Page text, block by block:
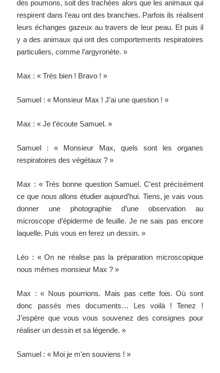
des poumons, soit des trachées alors que les animaux qui
respirent dans l’eau ont des branchies. Parfois ils réalisent
leurs échanges gazeux au travers de leur peau. Et puis il
y a des animaux qui ont des comportements respiratoires
particuliers, comme l’argyronète. »
Max : « Très bien ! Bravo ! »
Samuel : « Monsieur Max ! J’ai une question ! »
Max : « Je t’écoute Samuel. »
Samuel : « Monsieur Max, quels sont les organes
respiratoires des végétaux ? »
Max : « Très bonne question Samuel. C’est précisément
ce que nous allons étudier aujourd’hui. Tiens, je vais vous
donner une photographie d’une observation au
microscope d’épiderme de feuille. Je ne sais pas encore
laquelle. Puis vous en ferez un dessin. »
Léo : « On ne réalise pas la préparation microscopique
nous mêmes monsieur Max ? »
Max : « Nous pourrions. Mais pas cette fois. Où sont
donc passés mes documents… Les voilà ! Tenez !
J’espère que vous vous souvenez des consignes pour
réaliser un dessin et sa légende. »
Samuel : « Moi je m’en souviens ! »